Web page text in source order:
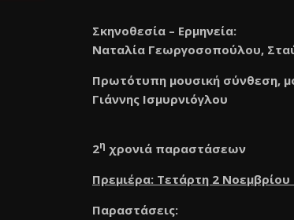
Σκηνοθεσία – Ερμηνεία:
Ναταλία Γεωργοσοπούλου,
Πρωτότυπη μουσική σύνθεση,
Γιάννης Ισμυρνιόγλου
2η χρονιά παραστάσεων
Πρεμιέρα: Τετάρτη 2 Νοεμβρίου
Παραστάσεις: